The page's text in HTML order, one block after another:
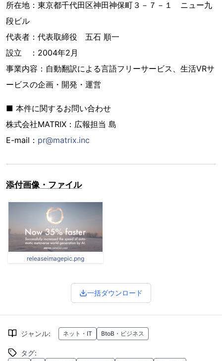
所在地：東京都千代田区神田神保町３－７－１ ニュー九
段ビル
代表者：代表取締役 五石 順一
設立 ：2004年2月
事業内容：自動翻訳による言語フリーサービス、生活VRサ
ービスの企画・開発・運営
■ 本件に関するお問い合わせ
株式会社MATRIX：広報担当 島
E-mail： pr@matrix.inc
添付画像・ファイル
releaseimagepic.png
一括ダウンロード
ジャンル: ネット・IT BtoB・ビジネス
タグ: